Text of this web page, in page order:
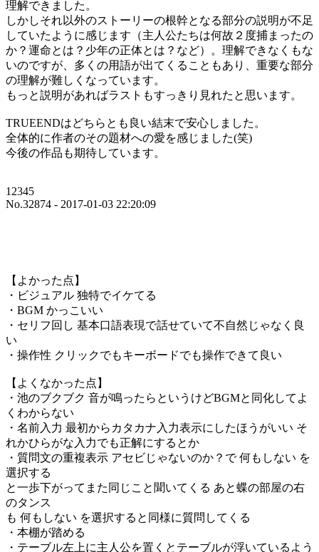
理解できました。
しかしそれ以外のストーリーの根幹となる部分の説明が不足
していたように感じます（主人公たちは何故２度捕まったの
か？運命とは？少年の正体とは？など）。理解できなくもな
いのですが、多くの用語が出てくることもあり、重要な部分
の理解が難しくなっています。
もっと説明があればラストもすっきり見れたと思います。
TRUEENDはどちらとも良い結末で安心しました。
全体的に作者のその題材への愛を感じました(笑)
今後の作品も期待しています。
12345
No.32874 - 2017-01-03 22:20:09
【よかった点】
・ビジュアル 独特でイケてる
・BGM かっこいい
・セリフ回し 基本口語表現で話せていて不自然じゃなく良
い
・操作性 クリックでもキーボードでも操作できて良い
【よくなかった点】
・池のブクブク 音が鳴ったらというけどBGMと同化してよ
くわからない
・名前入力 最初からカタカナ入力表示にしたほうがいい そ
れかひらがな入力でも正解にするとか
・質問文の重複表示 アセビじゃないのか？で 何もしない を
選択する
と一歩下がってまた同じこと聞いてくる あと蝶の部屋の右
のタンス
も 何もしない を選択すると同様に質問してくる
・本棚が踏める
・テーブル左上に主人公を置くとテーブルが浮いているよう